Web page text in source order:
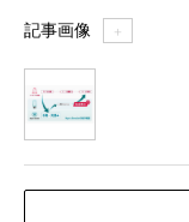
記事画像 ＋